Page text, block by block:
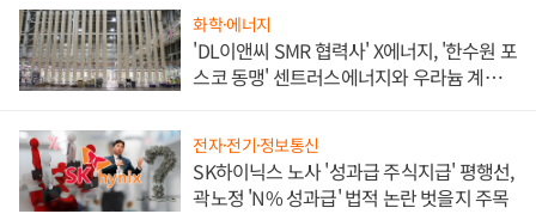
화학·에너지
'DL이앤씨 SMR 협력사' X에너지, '한수원 포
스코 동맹' 센트러스에너지와 우라늄 계약
전자·전기·정보통신
SK하이닉스 노사 '성과급 주식지급' 평행선,
곽노정 'N% 성과급' 법적 논란 벗을지 주목